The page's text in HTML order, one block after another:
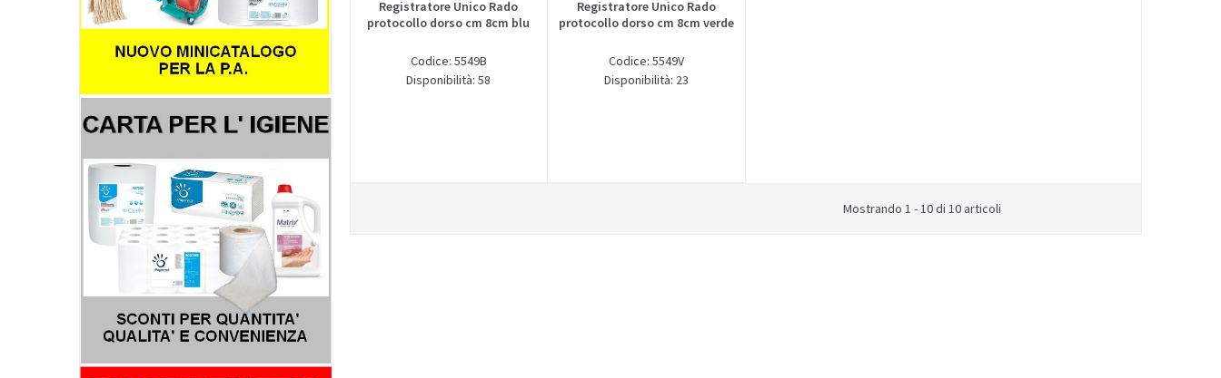
Registratore Unico Rado
protocollo dorso cm 8cm blu
Codice: 5549B
Disponibilità: 58
Registratore Unico Rado
protocollo dorso cm 8cm verde
Codice: 5549V
Disponibilità: 23
Mostrando 1 - 10 di 10 articoli